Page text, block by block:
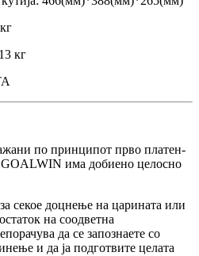
кг
по принципот прво платен-
GOALWIN има добиено целосно
секое доцнење на царината или
на соодветна
да се запознаете со
и да ја подготвите целата